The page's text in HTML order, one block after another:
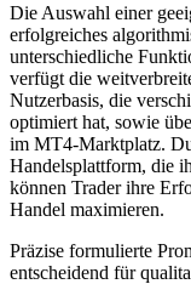
Die Auswahl einer
erfolgreiches
unterschiedliche
verfügt die
Nutzerbasis, die
optimiert hat, sowie
im MT4-Marktplatz.
Handelsplattform, die
können Trader ihre
Handel maximieren.
Präzise formulierte
entscheidend für